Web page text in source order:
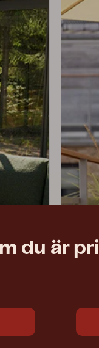
du är